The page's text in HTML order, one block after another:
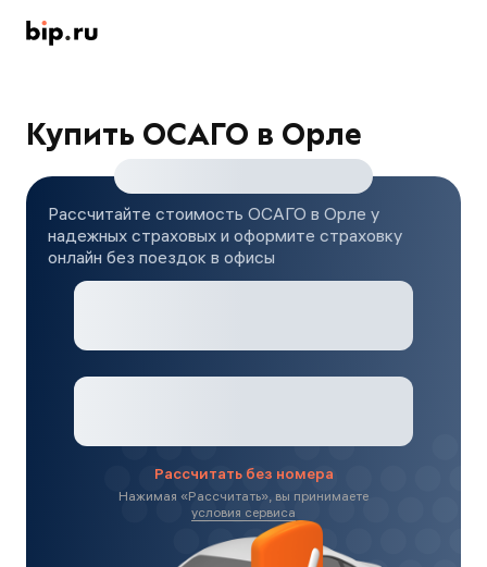
Купить ОСАГО в Орле
Рассчитайте стоимость ОСАГО в Орле у
надежных страховых и оформите страховку
онлайн без поездок в офисы
Рассчитать без номера
Нажимая «Рассчитать», вы принимаете
условия сервиса